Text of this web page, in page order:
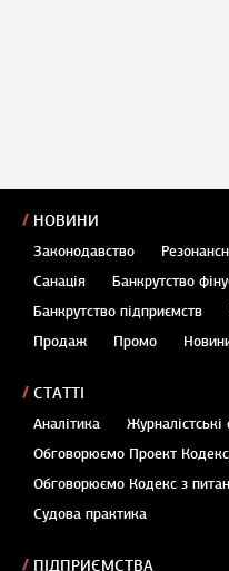
НОВИНИ
Законодавство
Санація
Банкрутство
Банкрутство підприємств
Продаж
Промо
СТАТТІ
Аналітика Журналістські
Обговорюємо Проект
Обговорюємо Кодекс з
Судова практика
ПІДПРИЄМСТВА